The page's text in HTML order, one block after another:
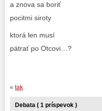
a znova sa boriť
pocitmi siroty
ktorá len musí
pátrať po Otcovi…?
« tak
Debata ( 1 príspevok )